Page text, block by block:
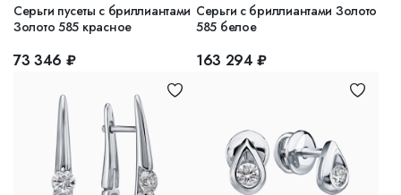
Серьги пусеты с бриллиантами
Золото 585 красное
73 346 ₽
Серьги с бриллиантами Золото
585 белое
163 294 ₽